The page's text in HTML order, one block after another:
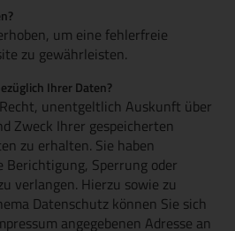
um eine fehlerfreie
zu gewährleisten.
Ihrer Daten?
unentgeltlich Auskunft über
Zweck Ihrer gespeicherten
zu erhalten. Sie haben
Berichtigung, Sperrung oder
verlangen. Hierzu sowie zu
Datenschutz können Sie sich
angegebenen Adresse an